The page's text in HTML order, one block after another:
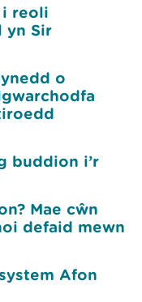
reoli
yn Sir
o
buddion i’r
Mae cŵn
defaid mewn
Afon